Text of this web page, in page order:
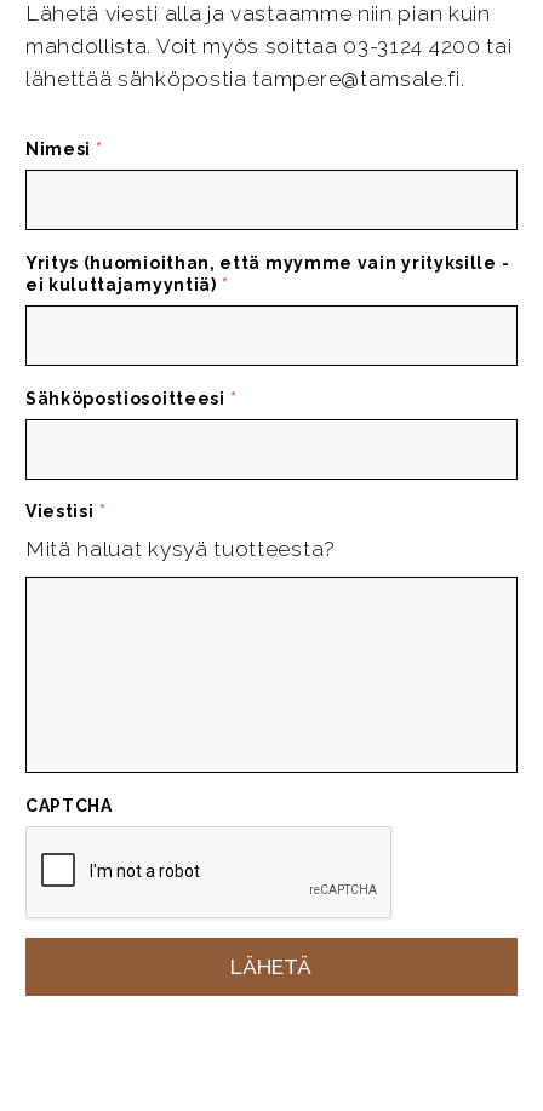
Lähetä viesti alla ja vastaamme niin pian kuin
mahdollista. Voit myös soittaa 03-3124 4200 tai
lähettää sähköpostia tampere@tamsale.fi.
Nimesi *
Yritys (huomioithan, että myymme vain yrityksille -
ei kuluttajamyyntiä) *
Sähköpostiosoitteesi *
Viestisi *
Mitä haluat kysyä tuotteesta?
CAPTCHA